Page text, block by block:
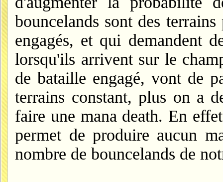
bouncelands sont des
engagés, et qui demandent
lorsqu'ils arrivent sur le
de bataille engagé, vont de
terrains constant, plus on a
faire une mana death. En
permet de produire aucun
nombre de bouncelands de